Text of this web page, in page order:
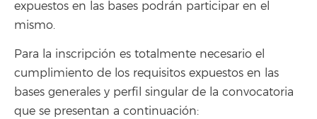
expuestos en las bases podrán participar en el
mismo.
Para la inscripción es totalmente necesario el
cumplimiento de los requisitos expuestos en las
bases generales y perfil singular de la convocatoria
que se presentan a continuación: